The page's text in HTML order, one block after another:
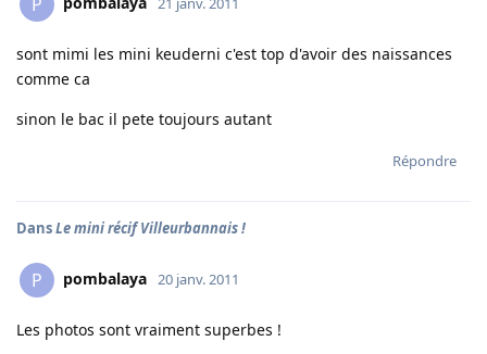
sont mimi les mini keuderni c'est top d'avoir des naissances
comme ca
sinon le bac il pete toujours autant
Répondre
DansLe mini récif Villeurbannais !
P pombalaya 20 janv. 2011
Les photos sont vraiment superbes !